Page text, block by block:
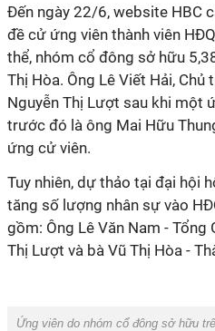
Đến ngày 22/6, website HBC
đề cử ứng viên thành viên
thể, nhóm cổ đông sở hữu
Thị Hòa. Ông Lê Viết Hải,
Nguyễn Thị Lượt sau khi một
trước đó là ông Mai Hữu
ứng cử viên.
Tuy nhiên, dự thảo tại đại hội
tăng số lượng nhân sự vào
gồm: Ông Lê Văn Nam - Tổng
Thị Lượt và bà Vũ Thị Hòa -
Ứng viên do nhóm cổ đông sở hữu